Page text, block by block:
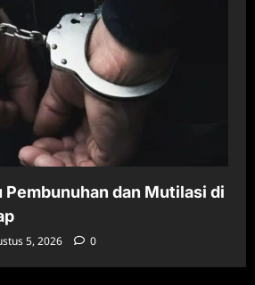
Pembunuhan dan Mutilasi di
5, 2026 0